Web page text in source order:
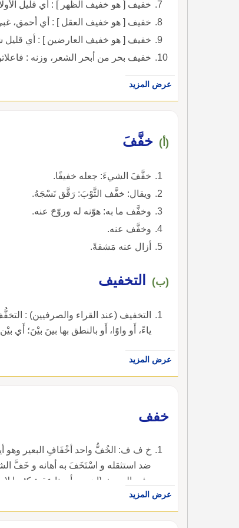
خفيف [ هو خفيف الظهر ] : أي قليل
خفيف [ هو خفيف العقل ] : أي أحمق،
خفيف [ هو خفيف العارضين ] : أي قليل
خفيف بحر من أبحر الشعر، وزنه :
عرض المزيد
(أ) خفَّفَ
خفَّفَ الشيءَ: جعله خفيفًا.
ويقال: خفَّف الثَّوْبَ: رَقَّق نَسْجَهُ.
وخفَّف ما به: هوّنه له وروّحَ عنه.
وخفَّف عنه.
أزال عنه مَشقةً.
(ب) التخفيف
التخفيف (عند القراء والصرفيين) :
ياءً، أَو واوًا، أَو بالنطق بها بينَ بيْنَ؛
عرض المزيد
خفف
خ ف ف: الخُفُّ واحد أخْفَافِ البعير وهو
ضد استثقله و اسْتَخَفَ به أهانه و خَفَّ
وفي الحديث {إن بين أيدينا عقبة كئودا لا
عرض المزيد